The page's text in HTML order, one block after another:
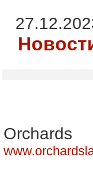
Orchards